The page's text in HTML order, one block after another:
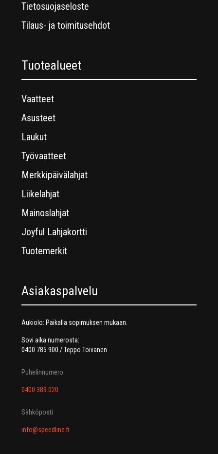
Tietosuojaseloste
Tilaus- ja toimitusehdot
Tuotealueet
Vaatteet
Asusteet
Laukut
Työvaatteet
Merkkipäivälahjat
Liikelahjat
Mainoslahjat
Joyful Lahjakortti
Tuotemerkit
Asiakaspalvelu
Aukiolo: Paikalla sopimuksen mukaan.
Sovi aika numerosta:
0400 785 900 / Teppo Toivanen
Puhelinnumero
0400 389 020
Sähköposti
info@speedline.fi